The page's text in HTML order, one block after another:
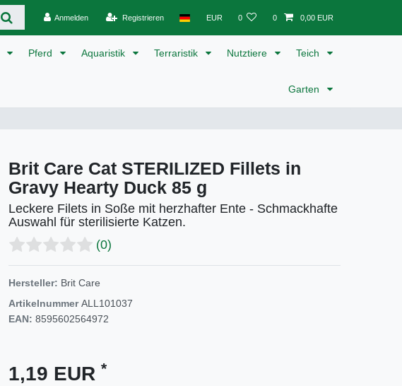
Anmelden Registrieren EUR 0 0 0,00 EUR
Pferd Aquaristik Terraristik Nutztiere Teich
Garten
Brit Care Cat STERILIZED Fillets in
Gravy Hearty Duck 85 g
Leckere Filets in Soße mit herzhafter Ente - Schmackhafte
Auswahl für sterilisierte Katzen.
(0)
Hersteller: Brit Care
ArtikelnummerALL101037
EAN: 8595602564972
1,19 EUR *